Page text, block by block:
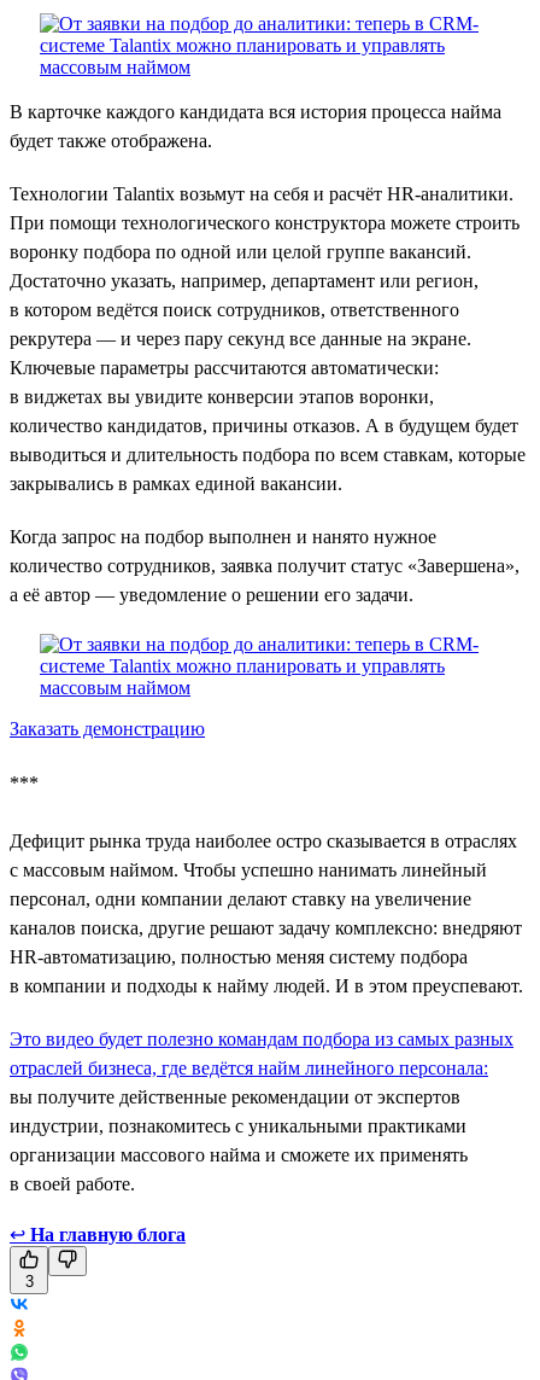
В карточке каждого кандидата вся история процесса найма
будет также отображена.
Технологии Talantix возьмут на себя и расчёт HR-аналитики.
При помощи технологического конструктора можете строить
воронку подбора по одной или целой группе вакансий.
Достаточно указать, например, департамент или регион,
в котором ведётся поиск сотрудников, ответственного
рекрутера — и через пару секунд все данные на экране.
Ключевые параметры рассчитаются автоматически:
в виджетах вы увидите конверсии этапов воронки,
количество кандидатов, причины отказов. А в будущем будет
выводиться и длительность подбора по всем ставкам, которые
закрывались в рамках единой вакансии.
Когда запрос на подбор выполнен и нанято нужное
количество сотрудников, заявка получит статус «Завершена»,
а её автор — уведомление о решении его задачи.
Заказать демонстрацию
***
Дефицит рынка труда наиболее остро сказывается в отраслях
с массовым наймом. Чтобы успешно нанимать линейный
персонал, одни компании делают ставку на увеличение
каналов поиска, другие решают задачу комплексно: внедряют
HR-автоматизацию, полностью меняя систему подбора
в компании и подходы к найму людей. И в этом преуспевают.
Это видео будет полезно командам подбора из самых разных
отраслей бизнеса, где ведётся найм линейного персонала:
вы получите действенные рекомендации от экспертов
индустрии, познакомитесь с уникальными практиками
организации массового найма и сможете их применять
в своей работе.
↩ На главную блога
3